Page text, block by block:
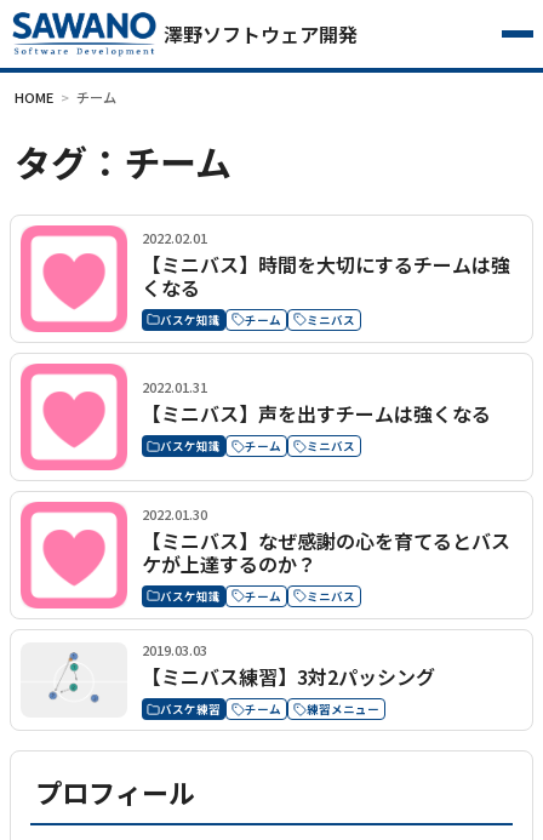
澤野ソフトウェア開発
HOME チーム
タグ：チーム
2022.02.01
【ミニバス】時間を大切にするチームは強
くなる
バスケ知識 チーム ミニバス
2022.01.31
【ミニバス】声を出すチームは強くなる
バスケ知識 チーム ミニバス
2022.01.30
【ミニバス】なぜ感謝の心を育てるとバス
ケが上達するのか？
バスケ知識 チーム ミニバス
2019.03.03
【ミニバス練習】3対2パッシング
バスケ練習 チーム 練習メニュー
プロフィール